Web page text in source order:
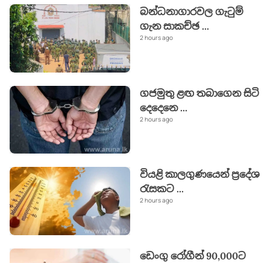
බන්ධනාගාරවල ගැටුම්
ගැන සාකච්ඡ ...
2 hours ago
ගජමුතු ළඟ තබාගෙන සිටි
දෙදෙනෙ...
2 hours ago
වියළි කාලගුණයෙන් ප්‍රදේශ
රැසකට ...
2 hours ago
ඩෙංගු රෝගීන් 90,000ට